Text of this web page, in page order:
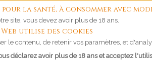
la santé, à consommer avec
site, vous devez avoir plus de 18 ans.
Web utilise des cookies
le contenu, de retenir vos paramètres, et
déclarez avoir plus de 18 ans et acceptez